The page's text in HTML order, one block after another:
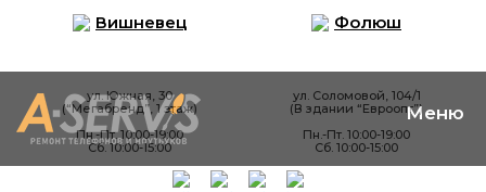
Вишневец
ул. Южная, 30
(“Мегабренд”, 1 этаж)
Пн.-Пт. 10:00-19:00
Сб. 10:00-15:00
Фолюш
ул. Соломовой, 104/1
(В здании “Евроопт”)
Пн.-Пт. 10:00-19:00
Сб. 10:00-15:00